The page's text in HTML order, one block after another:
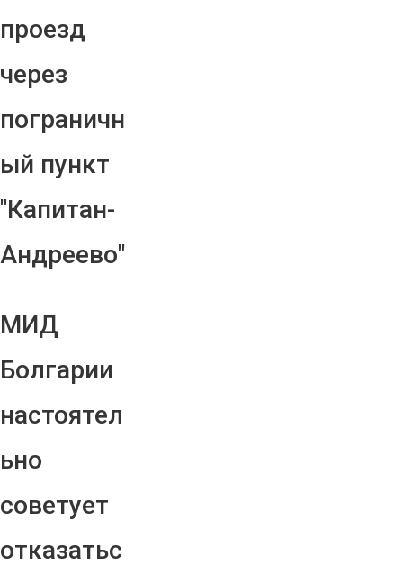
проезд
через
пограничн
ый пункт
"Капитан-
Андреево"
МИД
Болгарии
настоятел
ьно
советует
отказатьс